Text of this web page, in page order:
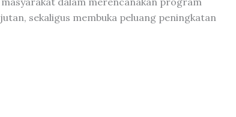
sekaligus membuka peluang peningkatan